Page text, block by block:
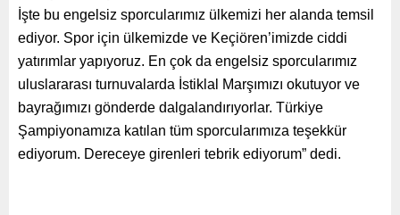
İşte bu engelsiz sporcularımız ülkemizi her alanda temsil
ediyor. Spor için ülkemizde ve Keçiören’imizde ciddi
yatırımlar yapıyoruz. En çok da engelsiz sporcularımız
uluslararası turnuvalarda İstiklal Marşımızı okutuyor ve
bayrağımızı gönderde dalgalandırıyorlar. Türkiye
Şampiyonamıza katılan tüm sporcularımıza teşekkür
ediyorum. Dereceye girenleri tebrik ediyorum” dedi.